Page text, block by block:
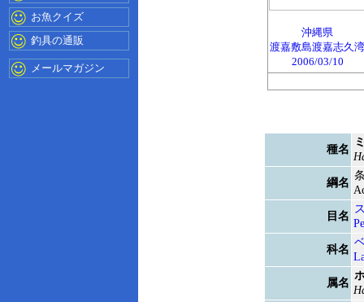
お魚クイズ
釣具の通販
メールマガジン
沖縄県
渡嘉敷島渡嘉志久湾
2006/03/10
種名
綱名
目名
科名
属名